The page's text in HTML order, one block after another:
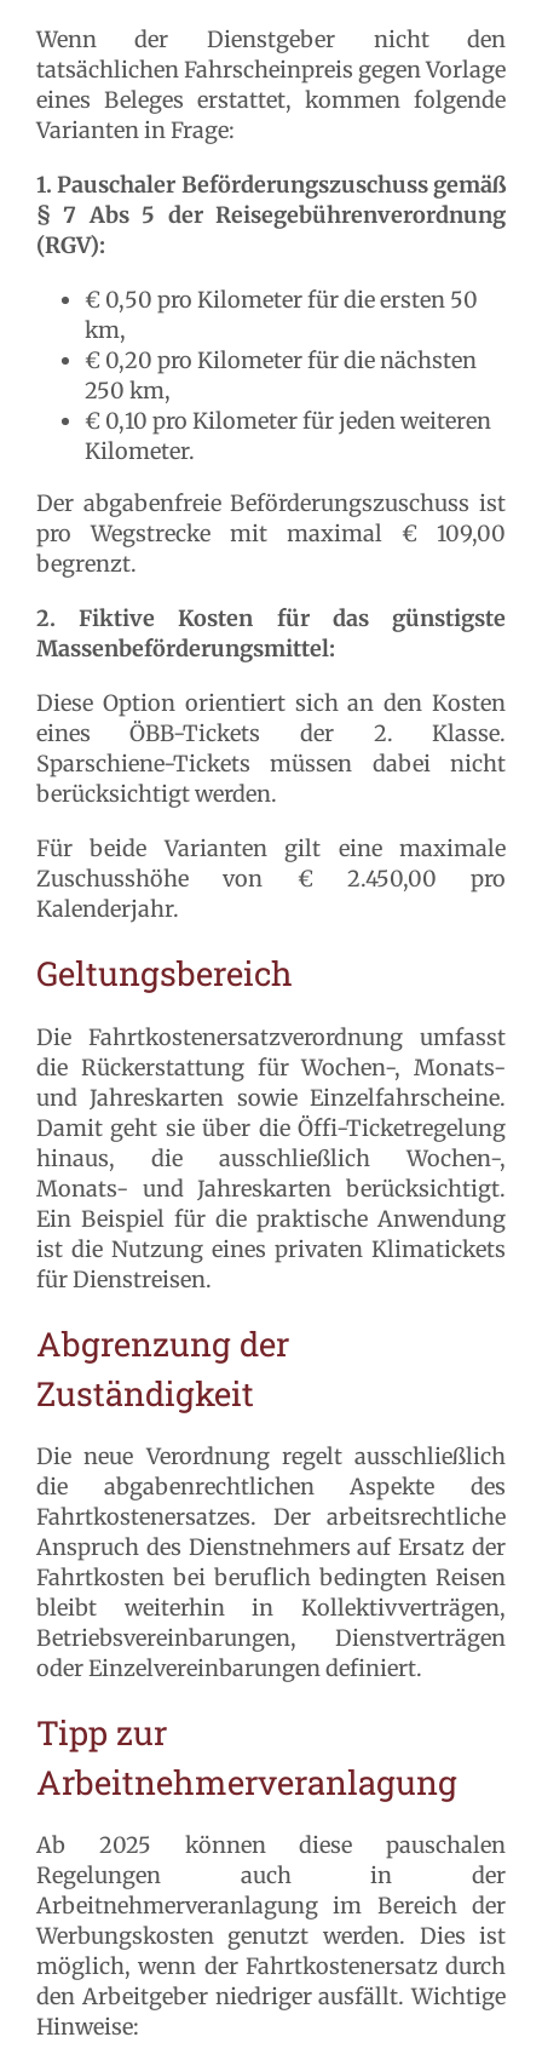
Wenn der Dienstgeber nicht den
tatsächlichen Fahrscheinpreis gegen Vorlage
eines Beleges erstattet, kommen folgende
Varianten in Frage:
1. Pauschaler Beförderungszuschuss gemäß
§ 7 Abs 5 der Reisegebührenverordnung
(RGV):
€ 0,50 pro Kilometer für die ersten 50
km,
€ 0,20 pro Kilometer für die nächsten
250 km,
€ 0,10 pro Kilometer für jeden weiteren
Kilometer.
Der abgabenfreie Beförderungszuschuss ist
pro Wegstrecke mit maximal € 109,00
begrenzt.
2. Fiktive Kosten für das günstigste
Massenbeförderungsmittel:
Diese Option orientiert sich an den Kosten
eines ÖBB-Tickets der 2. Klasse.
Sparschiene-Tickets müssen dabei nicht
berücksichtigt werden.
Für beide Varianten gilt eine maximale
Zuschusshöhe von € 2.450,00 pro
Kalenderjahr.
Geltungsbereich
Die Fahrtkostenersatzverordnung umfasst
die Rückerstattung für Wochen-, Monats-
und Jahreskarten sowie Einzelfahrscheine.
Damit geht sie über die Öffi-Ticketregelung
hinaus, die ausschließlich Wochen-,
Monats- und Jahreskarten berücksichtigt.
Ein Beispiel für die praktische Anwendung
ist die Nutzung eines privaten Klimatickets
für Dienstreisen.
Abgrenzung der
Zuständigkeit
Die neue Verordnung regelt ausschließlich
die abgabenrechtlichen Aspekte des
Fahrtkostenersatzes. Der arbeitsrechtliche
Anspruch des Dienstnehmers auf Ersatz der
Fahrtkosten bei beruflich bedingten Reisen
bleibt weiterhin in Kollektivverträgen,
Betriebsvereinbarungen, Dienstverträgen
oder Einzelvereinbarungen definiert.
Tipp zur
Arbeitnehmerveranlagung
Ab 2025 können diese pauschalen
Regelungen auch in der
Arbeitnehmerveranlagung im Bereich der
Werbungskosten genutzt werden. Dies ist
möglich, wenn der Fahrtkostenersatz durch
den Arbeitgeber niedriger ausfällt. Wichtige
Hinweise: